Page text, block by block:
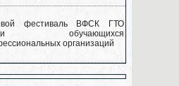
фестиваль ВФСК ГТО
обучающихся
организаций